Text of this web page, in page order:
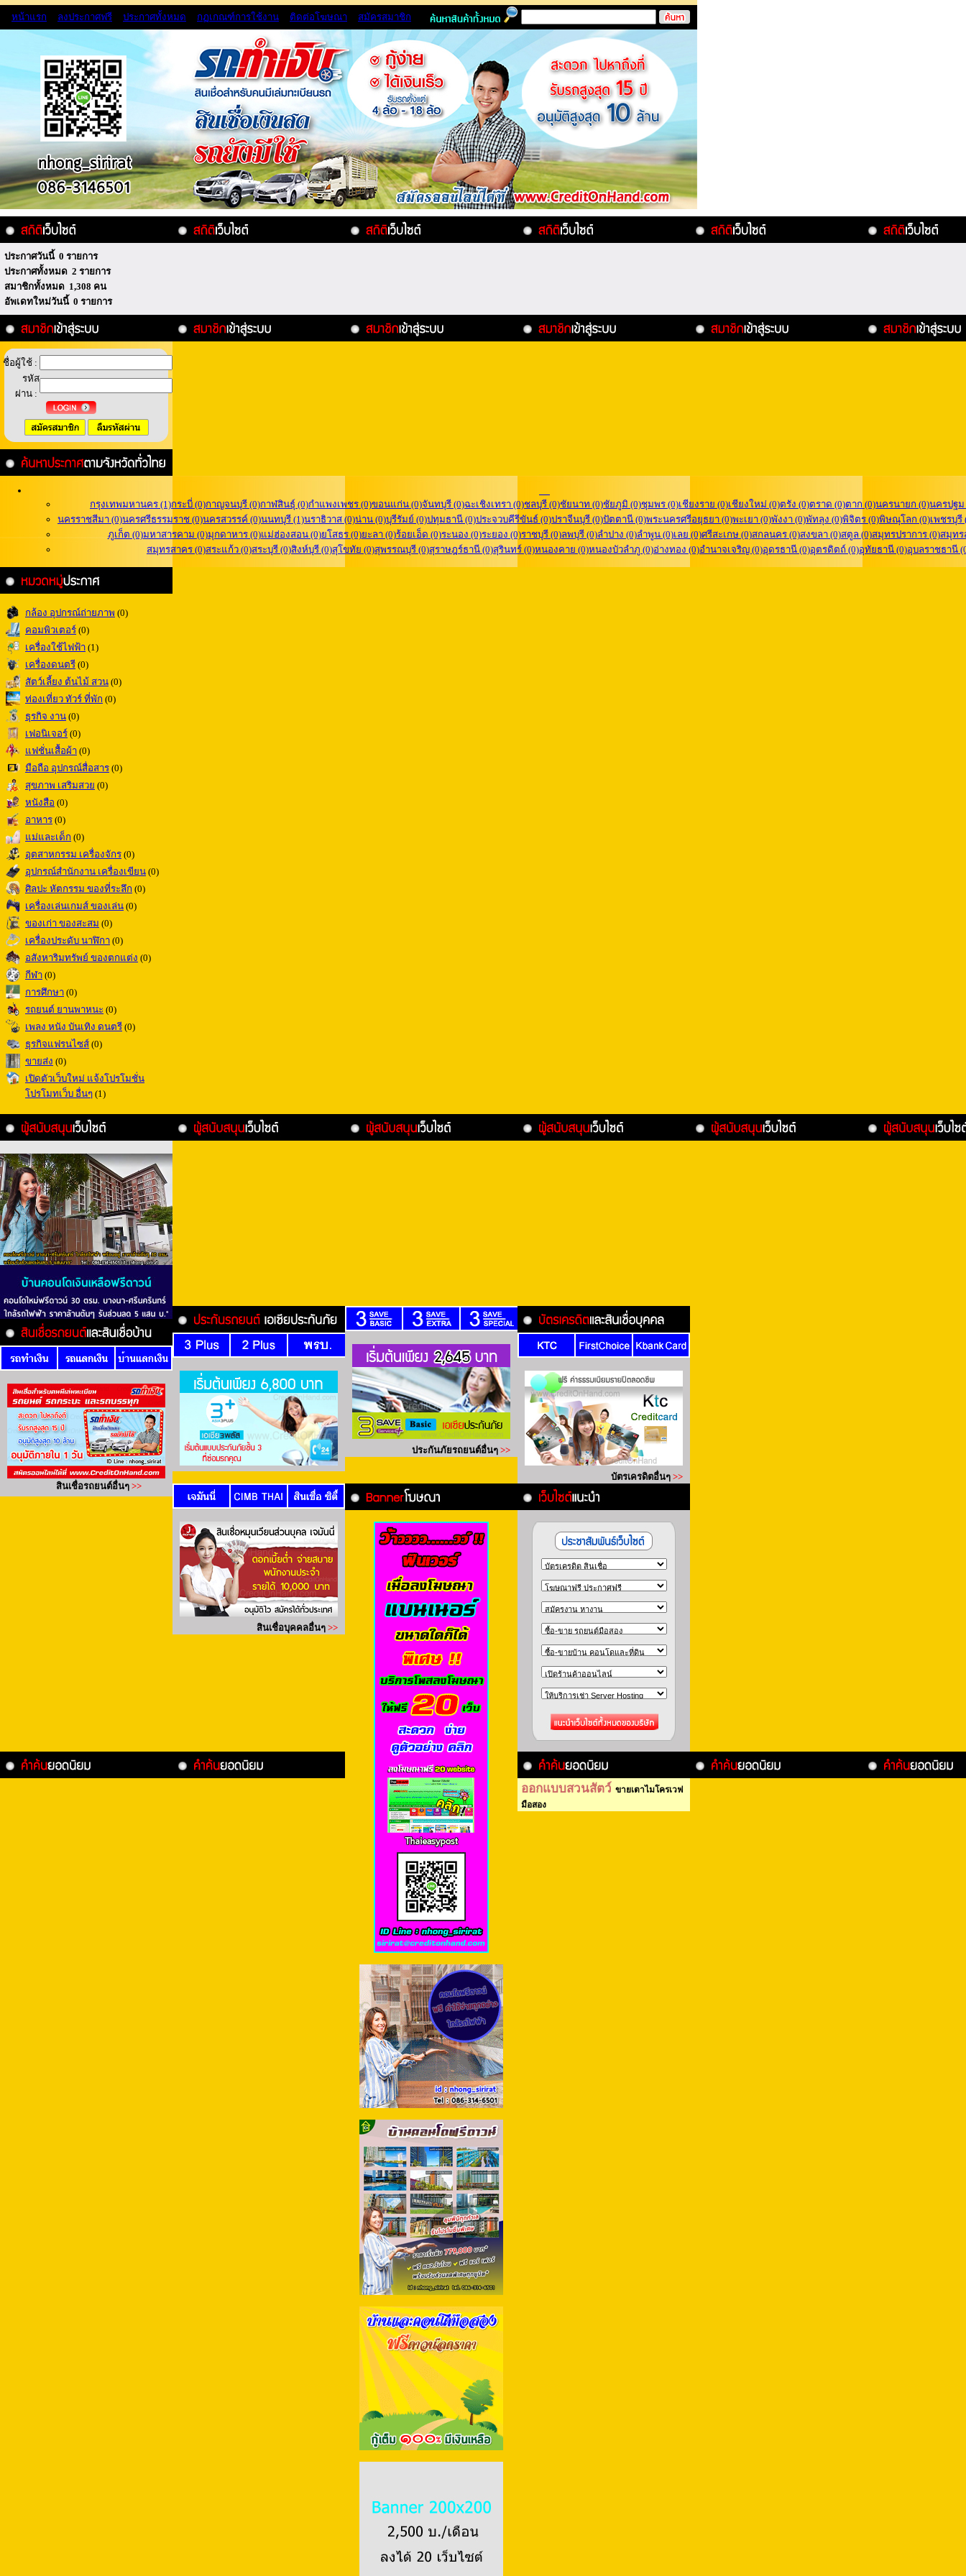
หน้าแรก ลงประกาศฟรี ประกาศทั้งหมด กฏเกณฑ์การใช้งาน ติดต่อโฆษณา สมัครสมาชิก
ประกาศวันนี้ 0 รายการ
ประกาศทั้งหมด 2 รายการ
สมาชิกทั้งหมด 1,308 คน
อัพเดทใหม่วันนี้ 0 รายการ
ชื่อผู้ใช้ :
รหัส
ผ่าน :
กรุงเทพมหานคร (1)กระบี่ (0)กาญจนบุรี (0)กาฬสินธุ์ (0)กำแพงเพชร (0)ขอนแก่น (0)จันทบุรี (0)ฉะเชิงเทรา (0)ชลบุรี (0)ชัยนาท (0)ชัยภูมิ (0)ชุมพร (0)เชียงราย (0)เชียงใหม่ (0)ตรัง (0)ตราด (0)ตาก (0)นครนายก (0)นครปฐม
นครราชสีมา (0)นครศรีธรรมราช (0)นครสวรรค์ (0)นนทบุรี (1)นราธิวาส (0)น่าน (0)บุรีรัมย์ (0)ปทุมธานี (0)ประจวบคีรีขันธ์ (0)ปราจีนบุรี (0)ปัตตานี (0)พระนครศรีอยุธยา (0)พะเยา (0)พังงา (0)พัทลุง (0)พิจิตร (0)พิษณุโลก (0)เพชรบุรี
ภูเก็ต (0)มหาสารคาม (0)มุกดาหาร (0)แม่ฮ่องสอน (0)ยโสธร (0)ยะลา (0)ร้อยเอ็ด (0)ระนอง (0)ระยอง (0)ราชบุรี (0)ลพบุรี (0)ลำปาง (0)ลำพูน (0)เลย (0)ศรีสะเกษ (0)สกลนคร (0)สงขลา (0)สตูล (0)สมุทรปราการ (0)สมุทร
สมุทรสาคร (0)สระแก้ว (0)สระบุรี (0)สิงห์บุรี (0)สุโขทัย (0)สุพรรณบุรี (0)สุราษฎร์ธานี (0)สุรินทร์ (0)หนองคาย (0)หนองบัวลำภู (0)อ่างทอง (0)อำนาจเจริญ (0)อุดรธานี (0)อุตรดิตถ์ (0)อุทัยธานี (0)อุบลราชธานี
กล้อง อุปกรณ์ถ่ายภาพ (0)
คอมพิวเตอร์ (0)
เครื่องใช้ไฟฟ้า (1)
เครื่องดนตรี (0)
สัตว์เลี้ยง ต้นไม้ สวน (0)
ท่องเที่ยว ทัวร์ ที่พัก (0)
ธุรกิจ งาน (0)
เฟอนิเจอร์ (0)
แฟชั่นเสื้อผ้า (0)
มือถือ อุปกรณ์สื่อสาร (0)
สุขภาพ เสริมสวย (0)
หนังสือ (0)
อาหาร (0)
แม่และเด็ก (0)
อุตสาหกรรม เครื่องจักร (0)
อุปกรณ์สำนักงาน เครื่องเขียน (0)
ศิลปะ หัตกรรม ของที่ระลึก (0)
เครื่องเล่นเกมส์ ของเล่น (0)
ของเก่า ของสะสม (0)
เครื่องประดับ นาฬิกา (0)
อสังหาริมทรัพย์ ของตกแต่ง (0)
กีฬา (0)
การศึกษา (0)
รถยนต์ ยานพาหนะ (0)
เพลง หนัง บันเทิง ดนตรี (0)
ธุรกิจแฟรนไซส์ (0)
ขายส่ง (0)
เปิดตัวเว็บใหม่ แจ้งโปรโมชั่น
โปรโมทเว็บ อื่นๆ (1)
ออกแบบสวนสัตว์ ขายเตาไมโครเวฟ
มือสอง